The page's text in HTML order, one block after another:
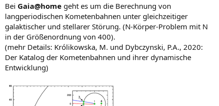
Bei Gaia@home geht es um die Berechnung von
langperiodischen Kometenbahnen unter gleichzeitiger
galaktischer und stellarer Störung. (N-Körper-Problem mit N
in der Größenordnung von 400).
(mehr Details: Królikowska, M. und Dybczynski, P.A., 2020:
Der Katalog der Kometenbahnen und ihrer dynamische
Entwicklung)